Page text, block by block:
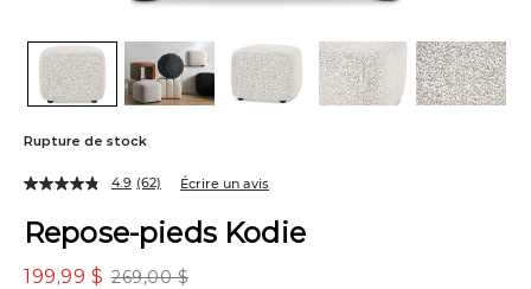
Rupture de stock
Repose-pieds Kodie
269,00 $
199,99 $
4.9 (62) Écrire un avis